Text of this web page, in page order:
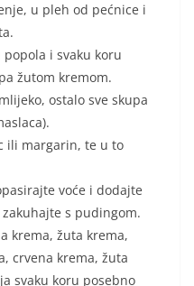
u pleh od pećnice i
i svaku koru
žutom kremom.
ostalo sve skupa
ili margarin, te u to
voće i dodajte
s pudingom.
krema, žuta krema,
crvena krema, žuta
svaku koru posebno